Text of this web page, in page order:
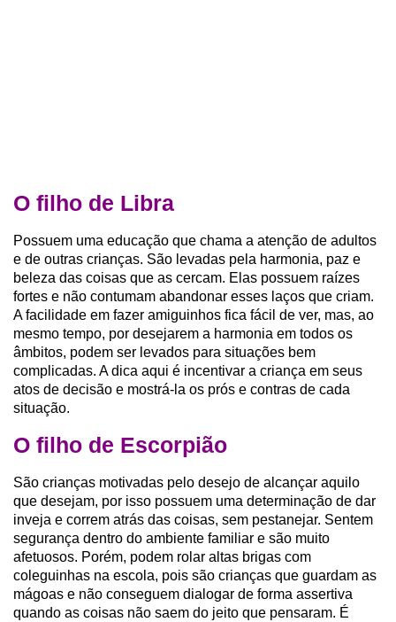
O filho de Libra
Possuem uma educação que chama a atenção de adultos
e de outras crianças. São levadas pela harmonia, paz e
beleza das coisas que as cercam. Elas possuem raízes
fortes e não contumam abandonar esses laços que criam.
A facilidade em fazer amiguinhos fica fácil de ver, mas, ao
mesmo tempo, por desejarem a harmonia em todos os
âmbitos, podem ser levados para situações bem
complicadas. A dica aqui é incentivar a criança em seus
atos de decisão e mostrá-la os prós e contras de cada
situação.
O filho de Escorpião
São crianças motivadas pelo desejo de alcançar aquilo
que desejam, por isso possuem uma determinação de dar
inveja e correm atrás das coisas, sem pestanejar. Sentem
segurança dentro do ambiente familiar e são muito
afetuosos. Porém, podem rolar altas brigas com
coleguinhas na escola, pois são crianças que guardam as
mágoas e não conseguem dialogar de forma assertiva
quando as coisas não saem do jeito que pensaram. É